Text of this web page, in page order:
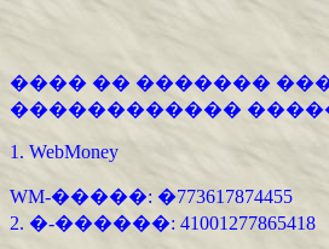
���� �� �������
������������
1. WebMoney
WM-�����: �773617874455
2. �-������: 41001277865418